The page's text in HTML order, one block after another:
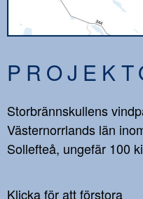
Storbrännskullens
Västernorrlands län
Sollefteå, ungefär 100
Klicka för att förstora